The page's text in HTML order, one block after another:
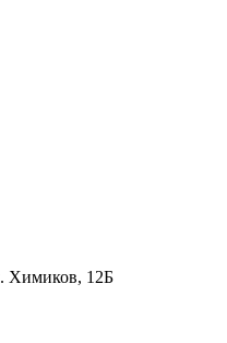
Химиков, 12Б